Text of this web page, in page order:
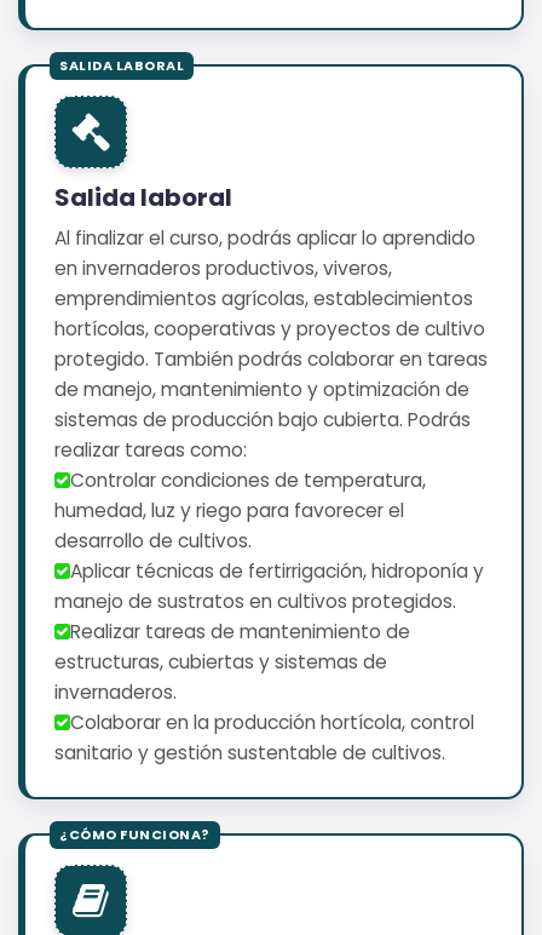
Salida laboral
Al finalizar el curso, podrás aplicar lo aprendido
en invernaderos productivos, viveros,
emprendimientos agrícolas, establecimientos
hortícolas, cooperativas y proyectos de cultivo
protegido. También podrás colaborar en tareas
de manejo, mantenimiento y optimización de
sistemas de producción bajo cubierta. Podrás
realizar tareas como:
️Controlar condiciones de temperatura,
humedad, luz y riego para favorecer el
desarrollo de cultivos.
️Aplicar técnicas de fertirrigación, hidroponía y
manejo de sustratos en cultivos protegidos.
️Realizar tareas de mantenimiento de
estructuras, cubiertas y sistemas de
invernaderos.
️Colaborar en la producción hortícola, control
sanitario y gestión sustentable de cultivos.